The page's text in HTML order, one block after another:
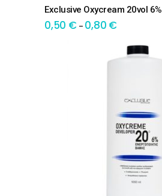
Exclusive Oxycream 20vol 6%
0,50 €– 0,80 €